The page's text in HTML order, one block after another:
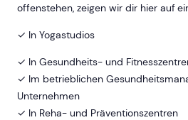
offenstehen, zeigen wir dir hier auf
✓ In Yogastudios
✓ In Gesundheits- und
✓ Im betrieblichen
Unternehmen
✓ In Reha- und Präventionszentren